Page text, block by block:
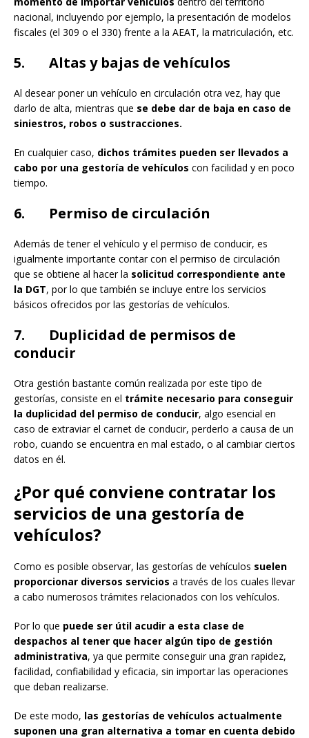
nacional, incluyendo por ejemplo, la presentación de modelos
fiscales (el 309 o el 330) frente a la AEAT, la matriculación, etc.
5. Altas y bajas de vehículos
Al desear poner un vehículo en circulación otra vez, hay que
darlo de alta, mientras que se debe dar de baja en caso de
siniestros, robos o sustracciones.
En cualquier caso, dichos trámites pueden ser llevados a
cabo por una gestoría de vehículos con facilidad y en poco
tiempo.
6. Permiso de circulación
Además de tener el vehículo y el permiso de conducir, es
igualmente importante contar con el permiso de circulación
que se obtiene al hacer la solicitud correspondiente ante
la DGT, por lo que también se incluye entre los servicios
básicos ofrecidos por las gestorías de vehículos.
7. Duplicidad de permisos de
conducir
Otra gestión bastante común realizada por este tipo de
gestorías, consiste en el trámite necesario para conseguir
la duplicidad del permiso de conducir, algo esencial en
caso de extraviar el carnet de conducir, perderlo a causa de un
robo, cuando se encuentra en mal estado, o al cambiar ciertos
datos en él.
¿Por qué conviene contratar los
servicios de una gestoría de
vehículos?
Como es posible observar, las gestorías de vehículos suelen
proporcionar diversos servicios a través de los cuales llevar
a cabo numerosos trámites relacionados con los vehículos.
Por lo que puede ser útil acudir a esta clase de
despachos al tener que hacer algún tipo de gestión
administrativa, ya que permite conseguir una gran rapidez,
facilidad, confiabilidad y eficacia, sin importar las operaciones
que deban realizarse.
De este modo, las gestorías de vehículos actualmente
suponen una gran alternativa a tomar en cuenta debido